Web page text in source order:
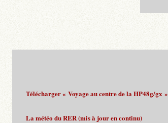
Télécharger « Voyage au centre de la HP48g/gx »
La météo du RER (mis à jour en continu)